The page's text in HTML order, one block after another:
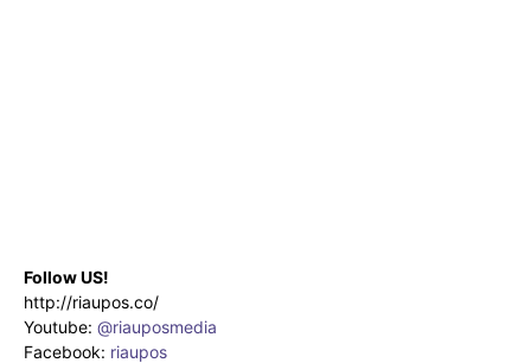
Follow US!
http://riaupos.co/
Youtube: @riauposmedia
Facebook: riaupos